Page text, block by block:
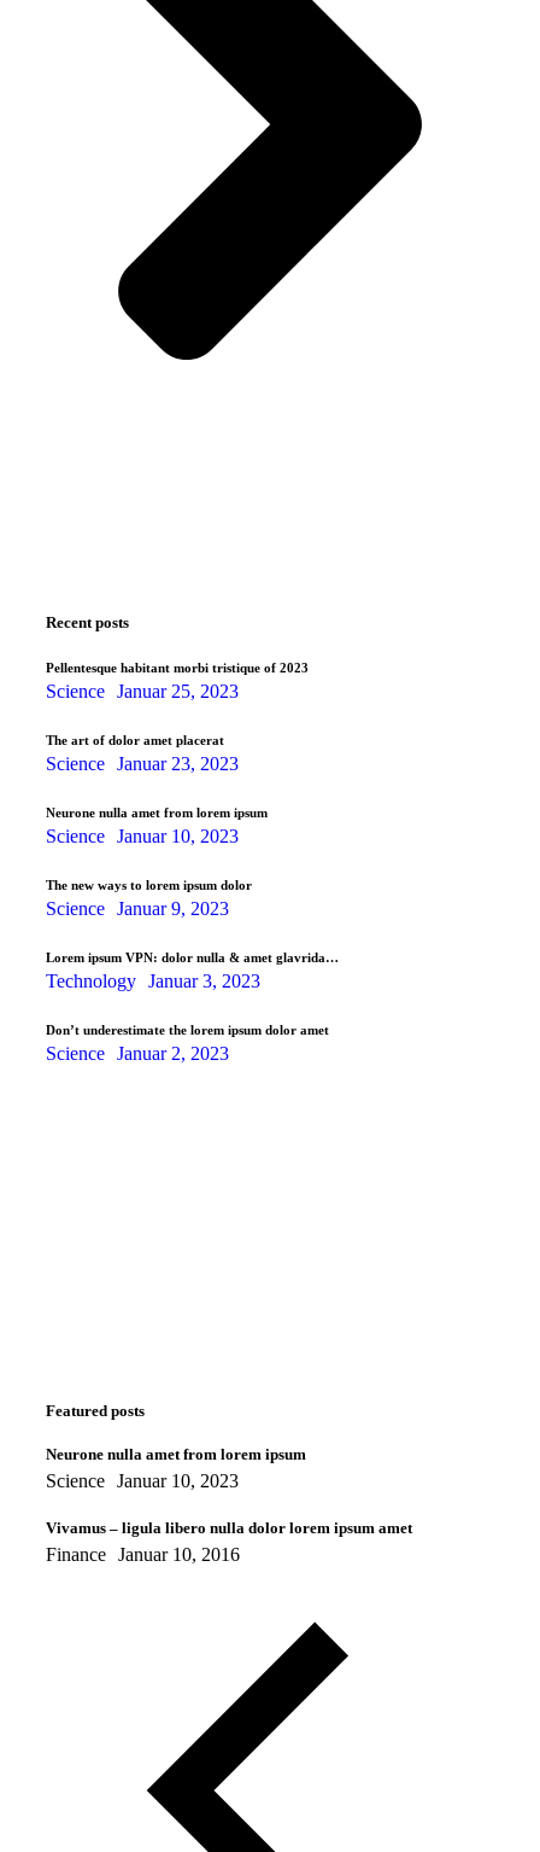
Recent posts
Pellentesque habitant morbi tristique of 2023
Science Januar 25, 2023
The art of dolor amet placerat
Science Januar 23, 2023
Neurone nulla amet from lorem ipsum
Science Januar 10, 2023
The new ways to lorem ipsum dolor
Science Januar 9, 2023
Lorem ipsum VPN: dolor nulla & amet glavrida…
Technology Januar 3, 2023
Don’t underestimate the lorem ipsum dolor amet
Science Januar 2, 2023
WE RECOMMEND
Featured posts
Neurone nulla amet from lorem ipsum
Science Januar 10, 2023
Vivamus – ligula libero nulla dolor lorem ipsum amet
Finance Januar 10, 2016